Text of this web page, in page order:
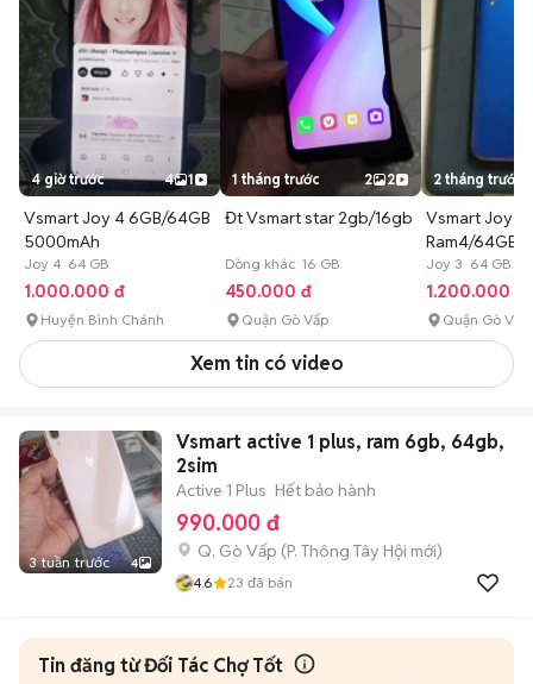
4 giờ trước 4 1
Vsmart Joy 4 6GB/64GB
5000mAh
Joy 4 64 GB
1.000.000 đ
Huyện Bình Chánh
1 tháng trước 2 2
Đt Vsmart star 2gb/16gb
Dòng khác 16 GB
450.000 đ
Quận Gò Vấp
2 tháng trước
Vsmart Joy 3
Ram4/64GB
Yutu Mượt
Joy 3 64 GB
1.200.000 đ
Quận Gò Vấp
Xem tin có video
3 tuần trước 4
Vsmart active 1 plus, ram 6gb, 64gb,
2sim
Active 1 Plus Hết bảo hành
990.000 đ
Q. Gò Vấp (P. Thông Tây Hội mới)
4.6 23 đã bán
Tin đăng từ Đối Tác Chợ Tốt